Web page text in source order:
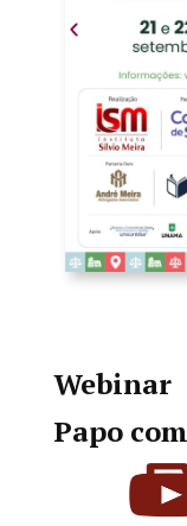
Webinar
Papo